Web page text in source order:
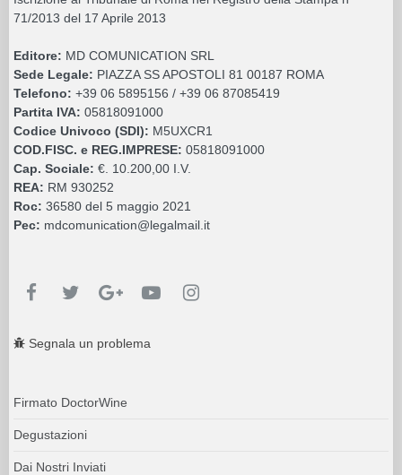
71/2013 del 17 Aprile 2013
Editore: MD COMUNICATION SRL
Sede Legale: PIAZZA SS APOSTOLI 81 00187 ROMA
Telefono: +39 06 5895156 / +39 06 87085419
Partita IVA: 05818091000
Codice Univoco (SDI): M5UXCR1
COD.FISC. e REG.IMPRESE: 05818091000
Cap. Sociale: €. 10.200,00 I.V.
REA: RM 930252
Roc: 36580 del 5 maggio 2021
Pec: mdcomunication@legalmail.it
Segnala un problema
Firmato DoctorWine
Degustazioni
Dai Nostri Inviati